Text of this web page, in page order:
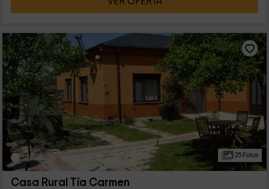
25 Fotos
Casa Rural Tía Carmen